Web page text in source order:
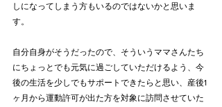
しになってしまう方もいるのではないかと思いま
す。
自分自身がそうだったので、そういうママさんたち
にちょっとでも元気に過ごしていただけるよう、今
後の生活を少しでもサポートできたらと思い、産後1
ヶ月から運動許可が出た方を対象に訪問させていた